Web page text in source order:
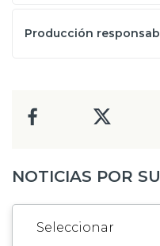
Producción
NOTICIAS POR